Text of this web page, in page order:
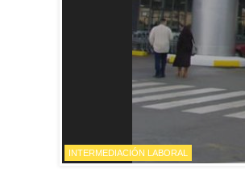
INTERMEDIACIÓN LABORAL